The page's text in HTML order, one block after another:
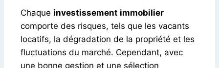
Chaque investissement immobilier
comporte des risques, tels que les vacants
locatifs, la dégradation de la propriété et les
fluctuations du marché. Cependant, avec
une bonne gestion et une sélection